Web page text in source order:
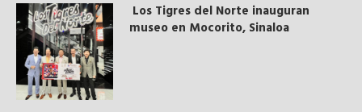
Los Tigres del Norte inauguran
museo en Mocorito, Sinaloa